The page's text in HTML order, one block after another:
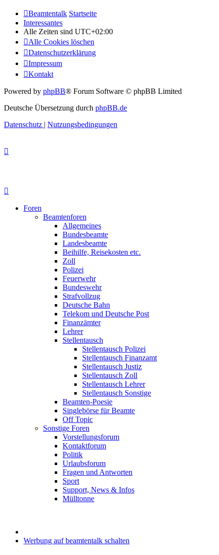
Beamtentalk Startseite
Interessantes
Alle Zeiten sind UTC+02:00
Alle Cookies löschen
Datenschutzerklärung
Impressum
Kontakt
Powered by phpBB® Forum Software © phpBB Limited
Deutsche Übersetzung durch phpBB.de
Datenschutz | Nutzungsbedingungen
Foren
Beamtenforen
Allgemeines
Bundesbeamte
Landesbeamte
Beihilfe, Reisekosten etc.
Zoll
Polizei
Feuerwehr
Bundeswehr
Strafvollzug
Deutsche Bahn
Telekom und Deutsche Post
Finanzämter
Lehrer
Stellentausch
Stellentausch Polizei
Stellentausch Finanzamt
Stellentausch Justiz
Stellentausch Zoll
Stellentausch Lehrer
Stellentausch Sonstige
Beamten-Poesie
Singlebörse für Beamte
Off Topic
Sonstige Foren
Vorstellungsforum
Kontaktforum
Politik
Urlaubsforum
Fragen und Antworten
Sport
Support, News & Infos
Mülltonne
Werbung auf beamtentalk schalten